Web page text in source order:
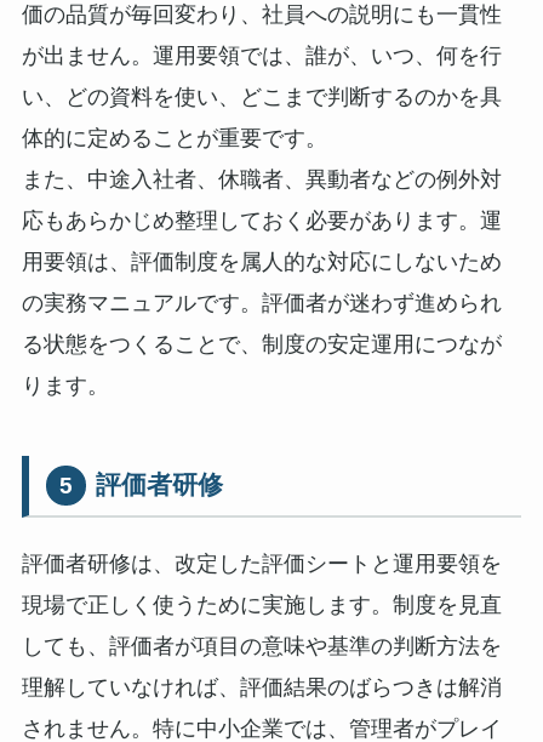
価の品質が毎回変わり、社員への説明にも一貫性
が出ません。運用要領では、誰が、いつ、何を行
い、どの資料を使い、どこまで判断するのかを具
体的に定めることが重要です。
また、中途入社者、休職者、異動者などの例外対
応もあらかじめ整理しておく必要があります。運
用要領は、評価制度を属人的な対応にしないため
の実務マニュアルです。評価者が迷わず進められ
る状態をつくることで、制度の安定運用につなが
ります。
5 評価者研修
評価者研修は、改定した評価シートと運用要領を
現場で正しく使うために実施します。制度を見直
しても、評価者が項目の意味や基準の判断方法を
理解していなければ、評価結果のばらつきは解消
されません。特に中小企業では、管理者がプレイ